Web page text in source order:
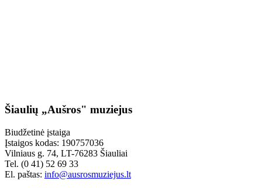
Šiaulių „Aušros" muziejus
Biudžetinė įstaiga
Įstaigos kodas: 190757036
Vilniaus g. 74, LT-76283 Šiauliai
Tel. (0 41) 52 69 33
El. paštas: info@ausrosmuziejus.lt